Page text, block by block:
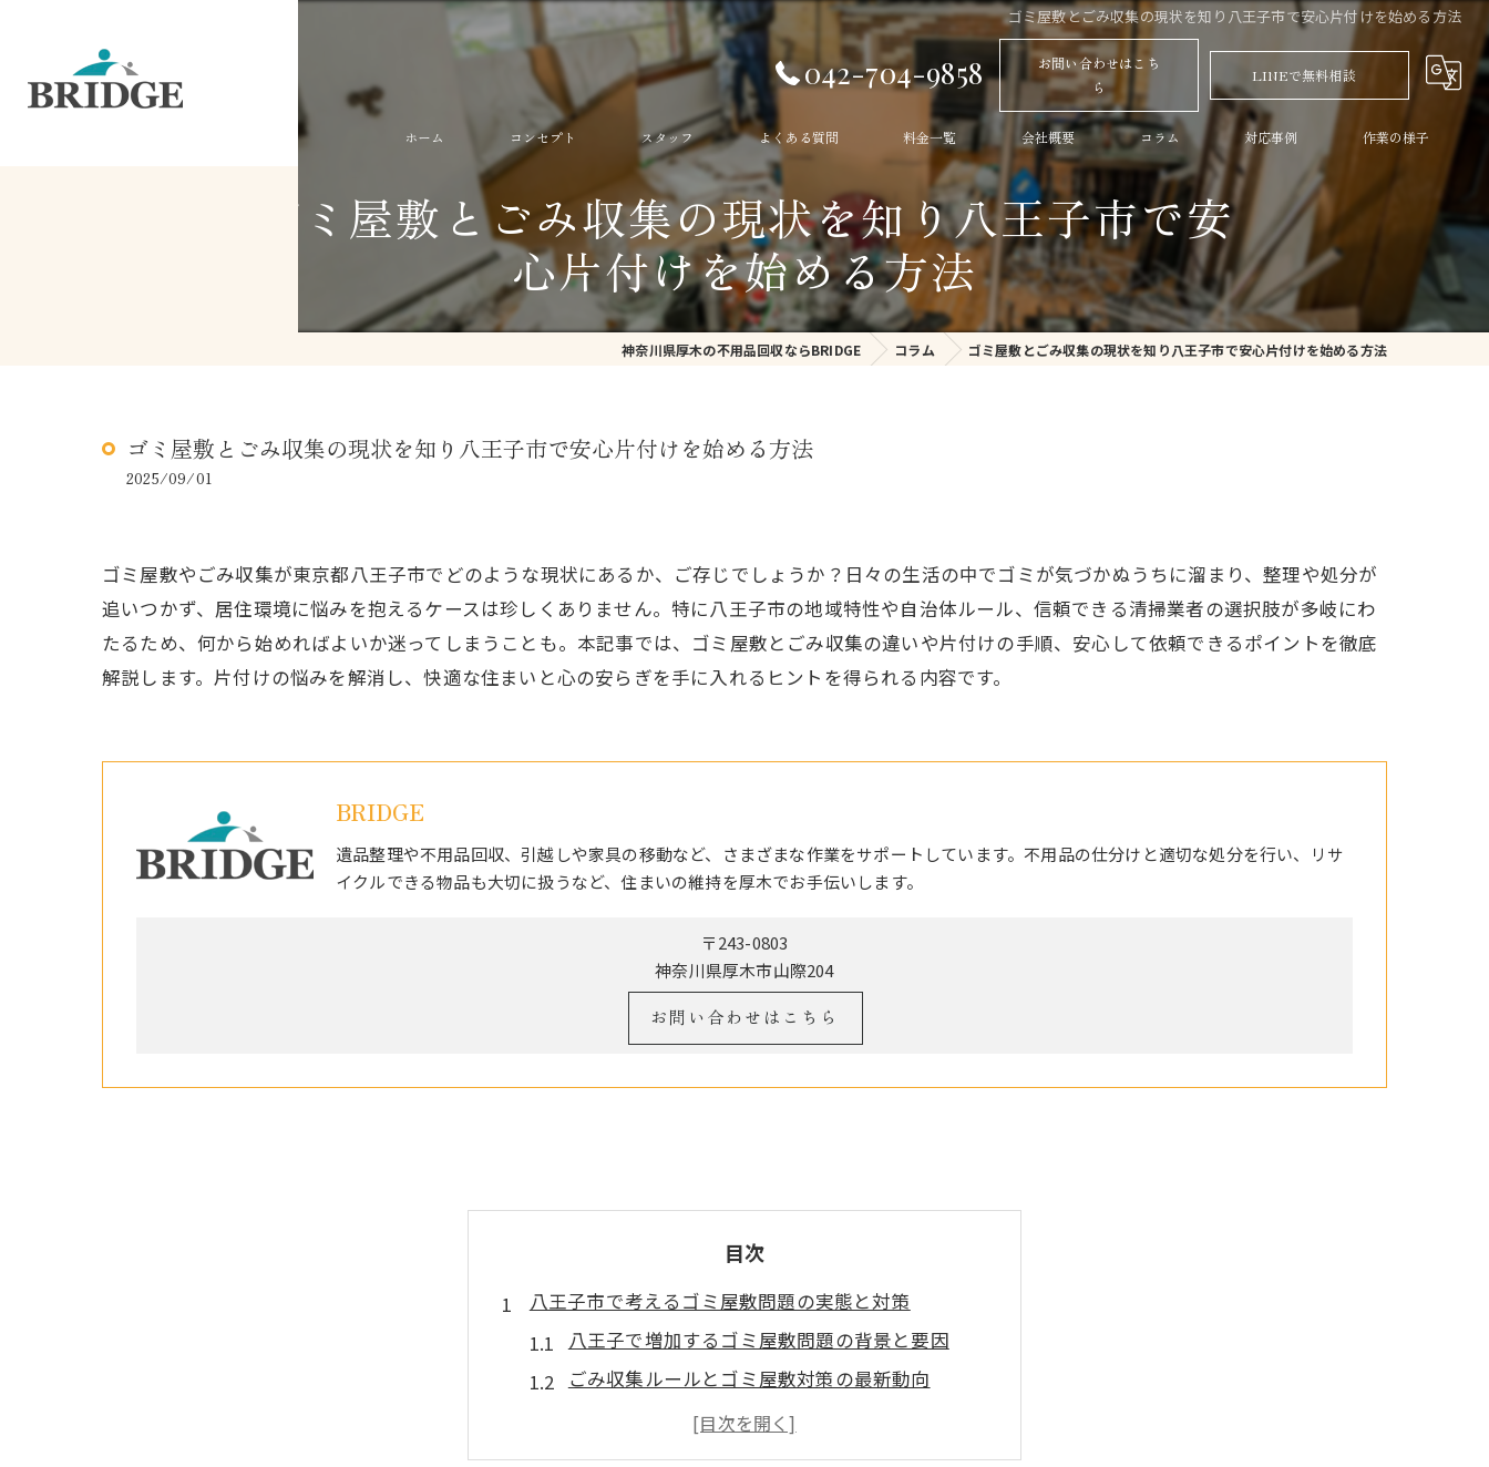
ゴミ屋敷とごみ収集の現状を知り八王子市で安心片付けを始める方法
042-704-9858
お問い合わせはこち
ら
LINEで無料相談
ホーム コンセプト スタッフ よくある質問 料金一覧
生前整理
遺品整理
ゴミ部屋
ゴミ屋敷
会社概要 コラム 対応事例 作業の様子
ゴミ屋敷とごみ収集の現状を知り八王子市で安
心片付けを始める方法
神奈川県厚木の不用品回収ならBRIDGE コラム ゴミ屋敷とごみ収集の現状を知り八王子市で安心片付けを始める方法
ゴミ屋敷とごみ収集の現状を知り八王子市で安心片付けを始める方法
2025/09/01
ゴミ屋敷やごみ収集が東京都八王子市でどのような現状にあるか、ご存じでしょうか？日々の生活の中でゴミが気づかぬうちに溜まり、整理や処分が
追いつかず、居住環境に悩みを抱えるケースは珍しくありません。特に八王子市の地域特性や自治体ルール、信頼できる清掃業者の選択肢が多岐にわ
たるため、何から始めればよいか迷ってしまうことも。本記事では、ゴミ屋敷とごみ収集の違いや片付けの手順、安心して依頼できるポイントを徹底
解説します。片付けの悩みを解消し、快適な住まいと心の安らぎを手に入れるヒントを得られる内容です。
BRIDGE
遺品整理や不用品回収、引越しや家具の移動など、さまざまな作業をサポートしています。不用品の仕分けと適切な処分を行い、リサ
イクルできる物品も大切に扱うなど、住まいの維持を厚木でお手伝いします。
〒243-0803
神奈川県厚木市山際204
お問い合わせはこちら
目次
八王子市で考えるゴミ屋敷問題の実態と対策
八王子で増加するゴミ屋敷問題の背景と要因
ごみ収集ルールとゴミ屋敷対策の最新動向
ゴミ屋敷片付け業者の選び方と注意点
八王子のゴミ屋敷現状から見る対策の必要性